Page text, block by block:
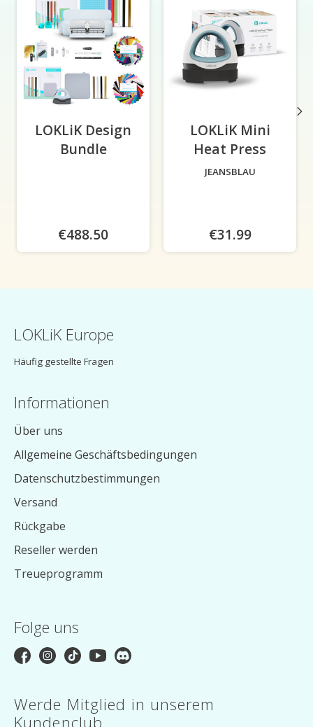
LOKLiK Design
Bundle
€488.50
LOKLiK Mini
Heat Press
JEANSBLAU
€31.99
LOKLiK Europe
Häufig gestellte Fragen
Informationen
Über uns
Allgemeine Geschäftsbedingungen
Datenschutzbestimmungen
Versand
Rückgabe
Reseller werden
Treueprogramm
Folge uns
Werde Mitglied in unserem
Kundenclub